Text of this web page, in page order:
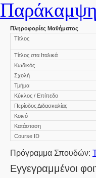
Παράκαμψη
Πληροφορίες Μαθήματος
Τίτλος
Τίτλος στα Ιταλικά
Κωδικός
Σχολή
Τμήμα
Κύκλος / Επίπεδο
Περίοδος Διδασκαλίας
Κοινό
Κατάσταση
Course ID
Πρόγραμμα Σπουδών:
Εγγεγραμμένοι